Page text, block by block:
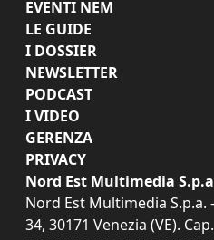
EVENTI NEM
LE GUIDE
I DOSSIER
NEWSLETTER
PODCAST
I VIDEO
GERENZA
PRIVACY
Nord Est Multimedia
Nord Est Multimedia S.p.a.
34, 30171 Venezia (VE).